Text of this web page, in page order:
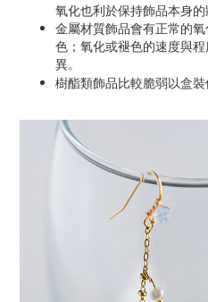
氧化也利於保持飾品本身的
金屬材質飾品會有正常的
色；氧化或褪色的速度與
異。
樹酯類飾品比較脆弱以盒